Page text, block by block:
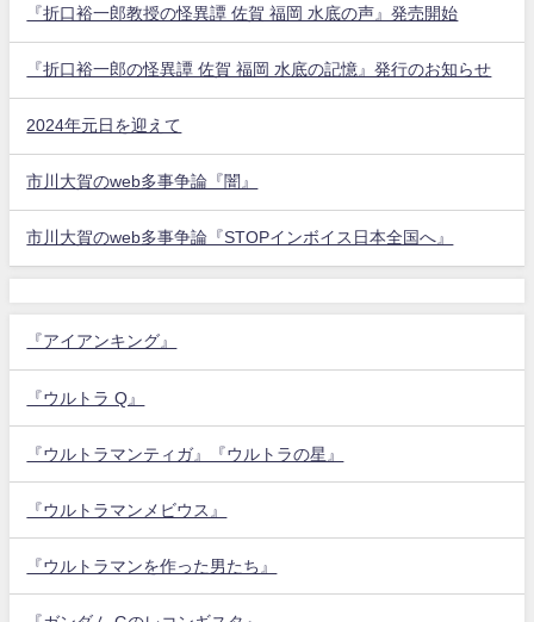
『折口裕一郎教授の怪異譚 佐賀 福岡 水底の声』発売開始
『折口裕一郎の怪異譚 佐賀 福岡 水底の記憶』発行のお知らせ
2024年元日を迎えて
市川大賀のweb多事争論『闇』
市川大賀のweb多事争論『STOPインボイス日本全国へ』
『アイアンキング』
『ウルトラ Q』
『ウルトラマンティガ』『ウルトラの星』
『ウルトラマンメビウス』
『ウルトラマンを作った男たち』